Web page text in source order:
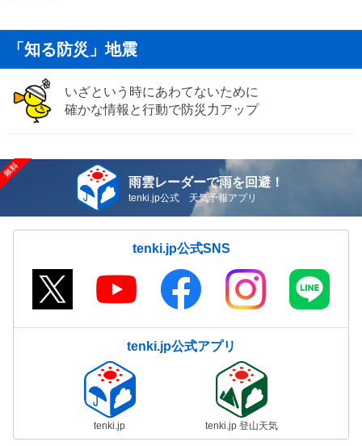
「知る防災」地震
いざという時にあわてないために
確かな情報と行動で防災力アップ
雨雲レーダーで雨を回避！
tenki.jp公式 天気予報アプリ
tenki.jp公式SNS
tenki.jp公式アプリ
tenki.jp tenki.jp 登山天気